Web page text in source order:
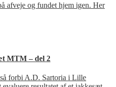
afveje og fundet hjem igen. Her
MTM – del 2
forbi A.D. Sartoria i Lille